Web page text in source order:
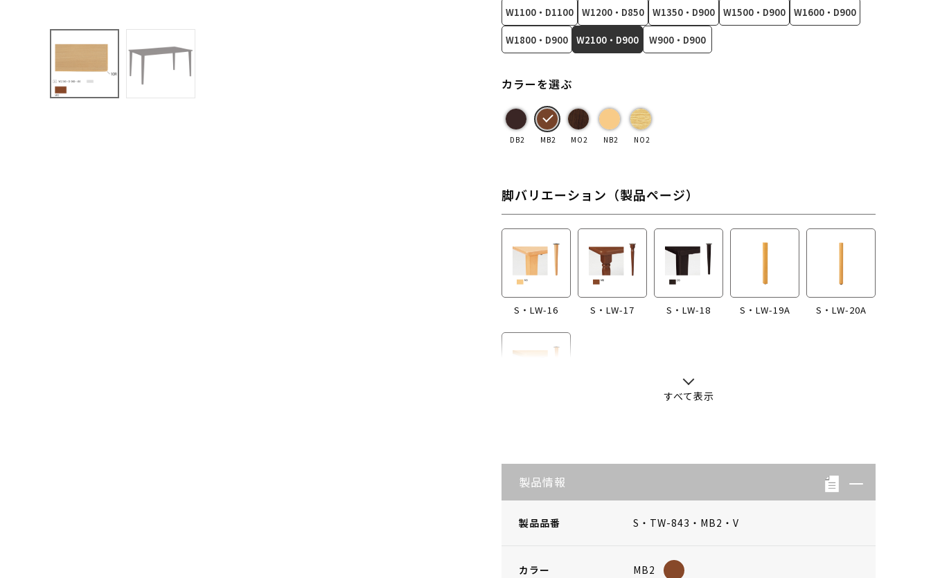
W1100・D1100 W1200・D850 W1350・D900 W1500・D900 W1600・D900
W1800・D900 W2100・D900 W900・D900
カラーを選ぶ
DB2 MB2 MO2 NB2 NO2
脚バリエーション（製品ページ）
S・LW-16 S・LW-17 S・LW-18 S・LW-19A S・LW-20A
すべて表示
製品情報
製品品番 S・TW-843・MB2・V
カラー MB2